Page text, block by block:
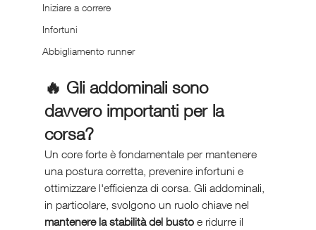
Iniziare a correre
Infortuni
Abbigliamento runner
🔥 Gli addominali sono
davvero importanti per la
corsa?
Un core forte è fondamentale per mantenere
una postura corretta, prevenire infortuni e
ottimizzare l'efficienza di corsa. Gli addominali,
in particolare, svolgono un ruolo chiave nel
mantenere la stabilità del busto e ridurre il